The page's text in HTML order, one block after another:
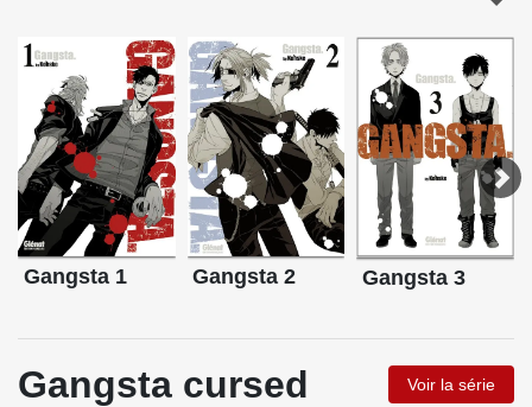
Gangsta 1 Gangsta 2 Gangsta 3
Gangsta cursed Voir la série